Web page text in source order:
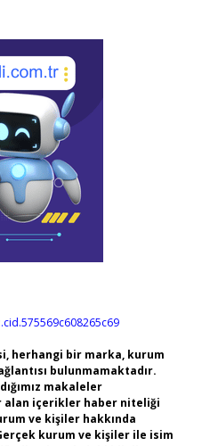
herhangi bir marka, kurum
bulunmamaktadır.
makaleler
alan içerikler haber niteliği
ve kişiler hakkında
kurum ve kişiler ile isim